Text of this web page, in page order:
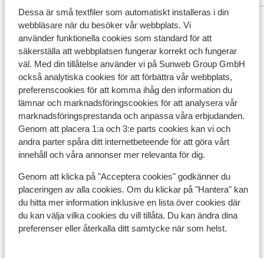
Dessa är små textfiler som automatiskt installeras i din
webbläsare när du besöker vår webbplats. Vi
använder funktionella cookies som standard för att
säkerställa att webbplatsen fungerar korrekt och fungerar
väl. Med din tillåtelse använder vi på Sunweb Group GmbH
också analytiska cookies för att förbättra vår webbplats,
preferenscookies för att komma ihåg den information du
lämnar och marknadsföringscookies för att analysera vår
marknadsföringsprestanda och anpassa våra erbjudanden.
Genom att placera 1:a och 3:e parts cookies kan vi och
andra parter spåra ditt internetbeteende för att göra vårt
innehåll och våra annonser mer relevanta för dig.
Genom att klicka på "Acceptera cookies" godkänner du
placeringen av alla cookies. Om du klickar på "Hantera" kan
du hitta mer information inklusive en lista över cookies där
du kan välja vilka cookies du vill tillåta. Du kan ändra dina
preferenser eller återkalla ditt samtycke när som helst.
Visa alla 137 omdömen
Läge
Visa på karta
I området
Avstånd till stranden ca 100 m (sandstrand)
Avstånd till centrum: alanya är ca 4,0 km
Avstånd till bargata ca 5 km
Närmaste butiker ca 10 m